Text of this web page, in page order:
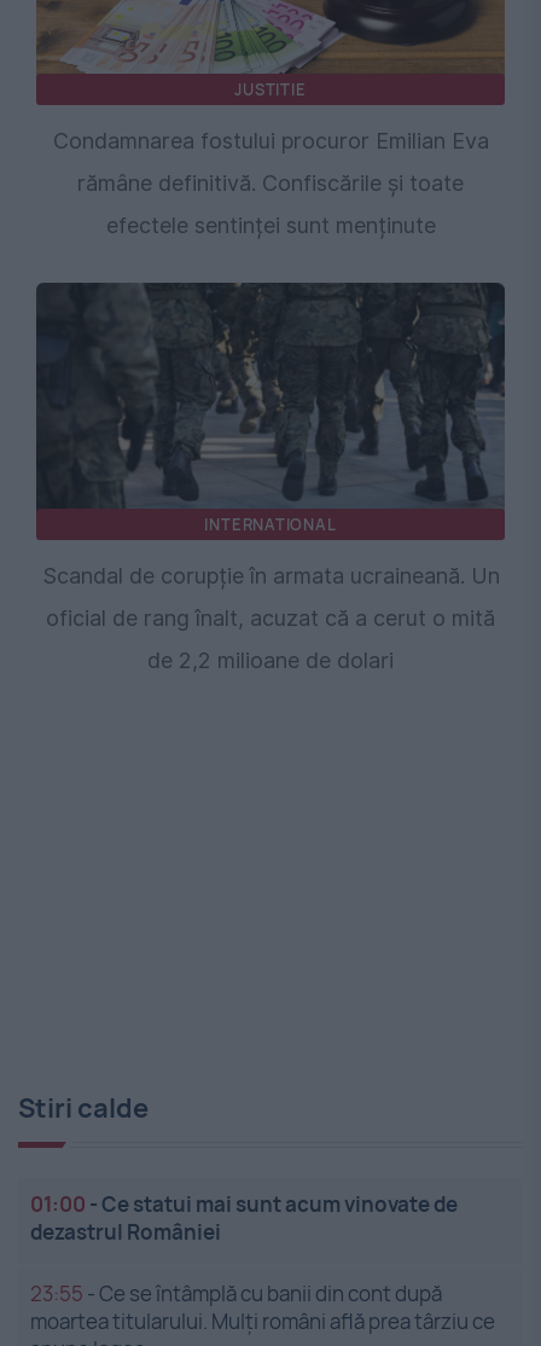
JUSTITIE
Condamnarea fostului procuror Emilian Eva
rămâne definitivă. Confiscările și toate
efectele sentinței sunt menținute
INTERNATIONAL
Scandal de corupție în armata ucraineană. Un
oficial de rang înalt, acuzat că a cerut o mită
de 2,2 milioane de dolari
Stiri calde
01:00 -Ce statui mai sunt acum vinovate de
dezastrul României
23:55 -Ce se întâmplă cu banii din cont după
moartea titularului. Mulți români află prea târziu ce